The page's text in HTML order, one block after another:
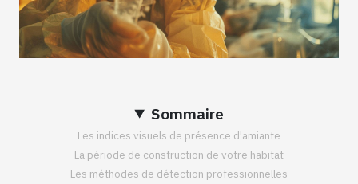
Sommaire
Les indices visuels de présence d'amiante
La période de construction de votre habitat
Les méthodes de détection professionnelles